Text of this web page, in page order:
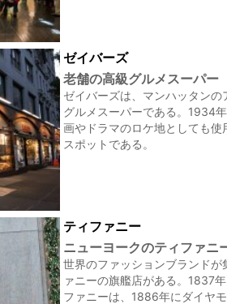
ゼイバーズ
老舗の高級グルメスーパー
ゼイバーズは、マンハッタン
グルメスーパーである。1934
画やドラマのロケ地としても
スポットである。
ティファニー
ニューヨークのティファニ
世界のファッションブランド
ァニーの旗艦店がある。1837
ファニーは、1886年にダイヤ